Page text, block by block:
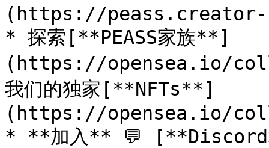
(https://peass.creator-
* 探索[**PEASS家族**]
(https://opensea.io/
我们的独家[**NFTs**]
(https://opensea.io/
* **加入** 💬